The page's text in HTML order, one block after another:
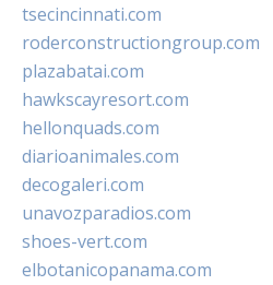
tsecincinnati.com
roderconstructiongroup.com
plazabatai.com
hawkscayresort.com
hellonquads.com
diarioanimales.com
decogaleri.com
unavozparadios.com
shoes-vert.com
elbotanicopanama.com